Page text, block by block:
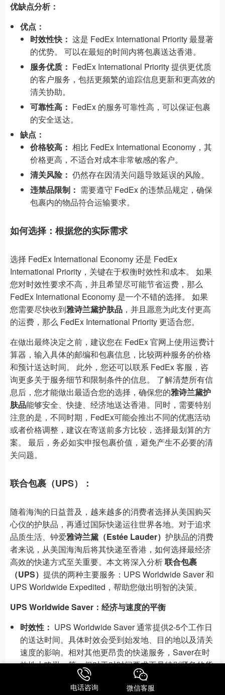
优缺点分析：
优点：
时效性快： 这是 FedEx International Priority 最显著
的优势。 可以在最短的时间内将包裹送达香港。
服务优质： FedEx International Priority 提供更优质
的客户服务，包括更频繁的追踪信息更新和更高效的
清关协助。
可靠性高： FedEx 的服务可靠性高，可以保证包裹
的安全送达。
缺点：
价格较高： 相比 FedEx International Economy，其
价格更高，不适合对成本非常敏感的客户。
清关风险： 仍然存在因清关问题导致延误的风险。
违禁品限制： 需要遵守 FedEx 的违禁品规定，确保
包裹内的物品符合运输要求。
如何选择：根据您的实际需求
选择 FedEx International Economy 还是 FedEx
International Priority，关键在于权衡时效性和成本。 如果
您对时效性要求不高，并且希望尽可能节省运费，那么
FedEx International Economy 是一个不错的选择。 如果
您需要尽快收到雅诗兰黛护肤品 ，并且愿意为此支付更高
的运费，那么 FedEx International Priority 更适合您。
在做出最终决定之前，建议您在 FedEx 官网上使用运费计
算器，输入具体的邮编和包裹信息，比较两种服务的价格
和预计送达时间。 此外，您还可以联系 FedEx 客服，咨
询更多关于服务细节和限制条件的信息。 了解清楚所有信
息后，您才能做出最适合您的选择，确保您的雅诗兰黛护
肤品能够安全、快捷、经济地送达香港。同时，需要特别
注意的是，不同时期，FedEx可能会推出不同的优惠活动
或者价格调整，建议在寄送前多方比较，选择最划算的方
案。 最后，务必如实申报包裹价值，避免产生不必要的清
关问题。
联合包裹（UPS）：
随着海淘的日益普及，越来越多的消费者选择从美国购买
心仪的护肤品，再通过国际快递运往世界各地。对于追求
品质生活、钟爱雅诗兰黛（Estée Lauder） 护肤品的消费
者来说，从美国海淘后将其快递至香港，如何选择最经济
高效的快递方式至关重要。本文将深入分析联合包裹
（UPS） 提供的两种主要服务：UPS Worldwide Saver 和
UPS Worldwide Expedited，帮助您做出明智的决策。
UPS Worldwide Saver：经济与速度的平衡
时效性： UPS Worldwide Saver 通常提供2-5个工作日
的送达时间。具体时效会受到始发地、目的地以及清关
速度的影响。相对其他更昂贵的快递服务，Saver在时
效性上略逊一筹，但对于对时间要求不是特别紧急的货
物来说，仍是一个不错的选择。请务必在下单前查询最
新的预计送达时间，以确保符合您的预期。
电话咨询 微信客服